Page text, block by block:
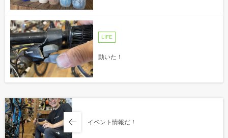
LIFE
動いた！
イベント情報だ！